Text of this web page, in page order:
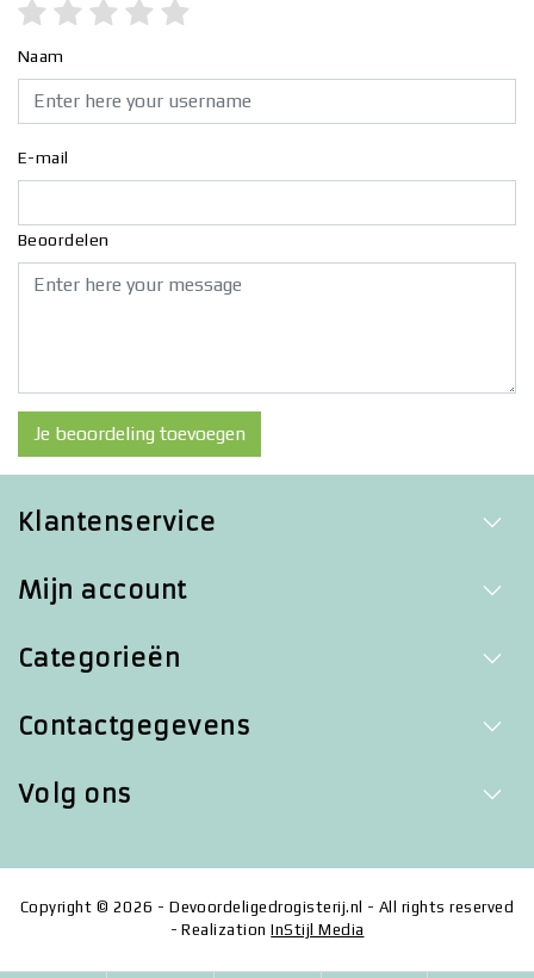
Naam
E-mail
Beoordelen
Je beoordeling toevoegen
Klantenservice
Mijn account
Categorieën
Contactgegevens
Volg ons
Copyright © 2026 - Devoordeligedrogisterij.nl - All rights reserved
- RealizationInStijl Media